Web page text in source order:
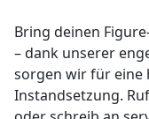
Bring deinen
– dank unserer
sorgen wir für eine
Instandsetzung.